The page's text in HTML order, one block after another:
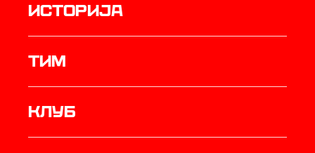
историја
ТИМ
Клуб